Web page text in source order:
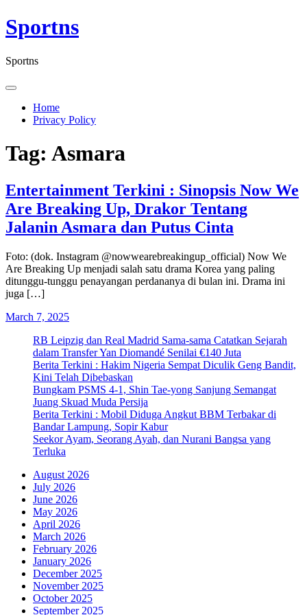
Skip
to
Sportns
Sportns
Home
Privacy Policy
Tag: Asmara
Entertainment Terkini : Sinopsis Now We
Are Breaking Up, Drakor Tentang
Jalanin Asmara dan Putus Cinta
Foto: (dok. Instagram @nowwearebreakingup_official) Now We
Are Breaking Up menjadi salah satu drama Korea yang paling
ditunggu-tunggu penayangan perdananya di bulan ini. Drama ini
juga […]
March 7, 2025
RB Leipzig dan Real Madrid Sama-sama Catatkan Sejarah
dalam Transfer Yan Diomandé Senilai €140 Juta
Berita Terkini : Hakim Nigeria Sempat Diculik Geng Bandit,
Kini Telah Dibebaskan
Bungkam PSMS 4-1, Shin Tae-yong Sanjung Semangat
Juang Skuad Muda Persija
Berita Terkini : Mobil Diduga Angkut BBM Terbakar di
Bandar Lampung, Sopir Kabur
Seekor Ayam, Seorang Ayah, dan Nurani Bangsa yang
Terluka
August 2026
July 2026
June 2026
May 2026
April 2026
March 2026
February 2026
January 2026
December 2025
November 2025
October 2025
September 2025